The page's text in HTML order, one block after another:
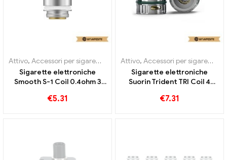
Attivo, Accessori per sigarette elettroniche ,Evaporatore
Sigarette elettroniche
Smooth S-1 Coil 0.4ohm 3
Personalizzato
€5.31
Attivo, Accessori per sigarette elettroniche
Sigarette elettroniche
Suorin Trident TRI Coil 4
Personalizzato
€7.31